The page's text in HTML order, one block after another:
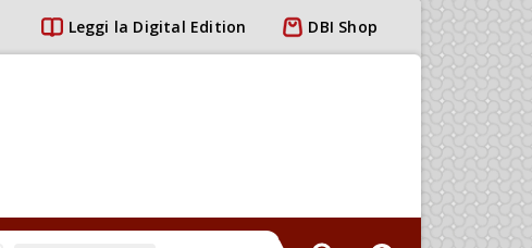
Leggi la Digital Edition DBI Shop